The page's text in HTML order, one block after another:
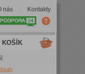
nás Kontakty
KOŠÍK